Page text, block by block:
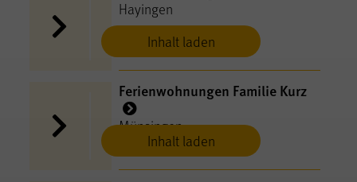
Inhalt laden
Hayingen
Inhalt laden
Ferienwohnungen Familie Kurz
Münsingen